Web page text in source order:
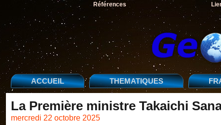
Références
ACCUEIL THEMATIQUES
La Première ministre Takaichi
mercredi 22 octobre 2025